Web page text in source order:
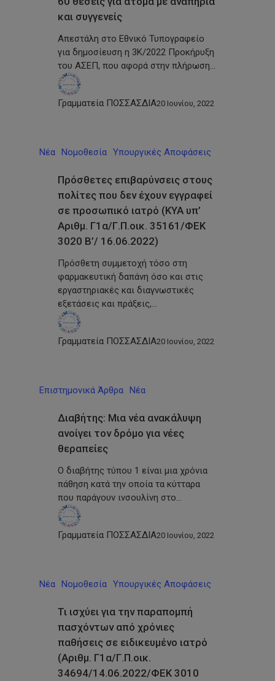
και συγγενείς
Απεστάλη στο Εθνικό Τυπογραφείο
για δημοσίευση η 3K/2022 Προκήρυξη
του ΑΣΕΠ, που αφορά στην πλήρωση…
Γραμματεία ΠΟΣΣΑΣΔΙΑ20 Ιουνίου, 2022
Νέα Νομοθεσία Υπουργικές Αποφάσεις
Πρόσθετες επιβαρύνσεις στους
πολίτες που δεν έχουν εγγραφεί
σε προσωπικό ιατρό (ΚΥΑ υπ’
Αριθμ. Γ1α/Γ.Π.οικ. 35161/ΦΕΚ
3020 Β’/ 16.06.2022)
Πρόσθετη συμμετοχή τόσο στη
φαρμακευτική δαπάνη όσο και στις
εργαστηριακές και διαγνωστικές
εξετάσεις και πράξεις,…
Γραμματεία ΠΟΣΣΑΣΔΙΑ20 Ιουνίου, 2022
Επιστημονικά Άρθρα Νέα
Διαβήτης: Μια νέα ανακάλυψη
ανοίγει τον δρόμο για νέες
θεραπείες
Ο διαβήτης τύπου 1 είναι μια χρόνια
πάθηση κατά την οποία τα κύτταρα
που παράγουν ινσουλίνη στο…
Γραμματεία ΠΟΣΣΑΣΔΙΑ20 Ιουνίου, 2022
Νέα Νομοθεσία Υπουργικές Αποφάσεις
Τι ισχύει για την παραπομπή
πασχόντων από χρόνιες
παθήσεις σε ειδικευμένο ιατρό
(Αριθμ. Γ1α/Γ.Π.οικ.
34694/14.06.2022/ΦΕΚ 3010